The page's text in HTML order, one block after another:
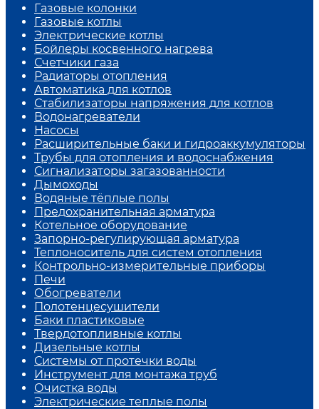
Газовые колонки
Газовые котлы
Электрические котлы
Бойлеры косвенного нагрева
Счетчики газа
Радиаторы отопления
Автоматика для котлов
Стабилизаторы напряжения для котлов
Водонагреватели
Насосы
Расширительные баки и гидроаккумуляторы
Трубы для отопления и водоснабжения
Сигнализаторы загазованности
Дымоходы
Водяные тёплые полы
Предохранительная арматура
Котельное оборудование
Запорно-регулирующая арматура
Теплоноситель для систем отопления
Контрольно-измерительные приборы
Печи
Обогреватели
Полотенцесушители
Баки пластиковые
Твердотопливные котлы
Дизельные котлы
Системы от протечки воды
Инструмент для монтажа труб
Очистка воды
Электрические теплые полы